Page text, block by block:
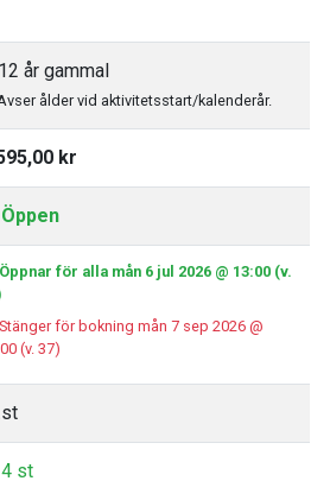
år gammal
ålder vid aktivitetsstart/kalenderår.
kr
Öppen
Öppnar för alla mån 6 jul 2026 @ 13:00 (v.
Stänger för bokning mån 7 sep 2026 @
(v. 37)
4 st